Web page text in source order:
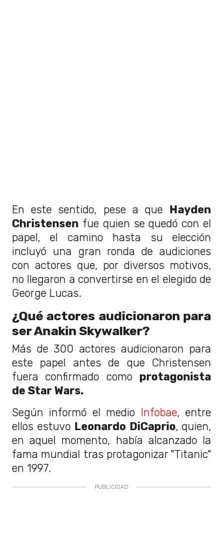
En este sentido, pese a que Hayden
Christensen fue quien se quedó con el
papel, el camino hasta su elección
incluyó una gran ronda de audiciones
con actores que, por diversos motivos,
no llegaron a convertirse en el elegido de
George Lucas.
¿Qué actores audicionaron para
ser Anakin Skywalker?
Más de 300 actores audicionaron para
este papel antes de que Christensen
fuera confirmado como protagonista
de Star Wars.
Según informó el medio Infobae, entre
ellos estuvo Leonardo DiCaprio, quien,
en aquel momento, había alcanzado la
fama mundial tras protagonizar "Titanic"
en 1997.